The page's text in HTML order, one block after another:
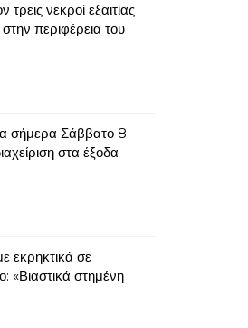
νεκροί εξαιτίας
περιφέρεια του
σήμερα Σάββατο 8
στα έξοδα
εκρηκτικά σε
«Βιαστικά στημένη